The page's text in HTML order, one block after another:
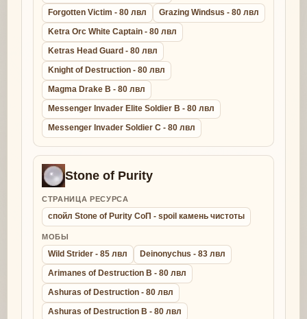
Forgotten Victim - 80 лвл
Grazing Windsus - 80 лвл
Ketra Orc White Captain - 80 лвл
Ketras Head Guard - 80 лвл
Knight of Destruction - 80 лвл
Magma Drake B - 80 лвл
Messenger Invader Elite Soldier B - 80 лвл
Messenger Invader Soldier C - 80 лвл
Stone of Purity
СТРАНИЦА РЕСУРСА
спойл Stone of Purity СоП - spoil камень чистоты
МОБЫ
Wild Strider - 85 лвл
Deinonychus - 83 лвл
Arimanes of Destruction B - 80 лвл
Ashuras of Destruction - 80 лвл
Ashuras of Destruction B - 80 лвл